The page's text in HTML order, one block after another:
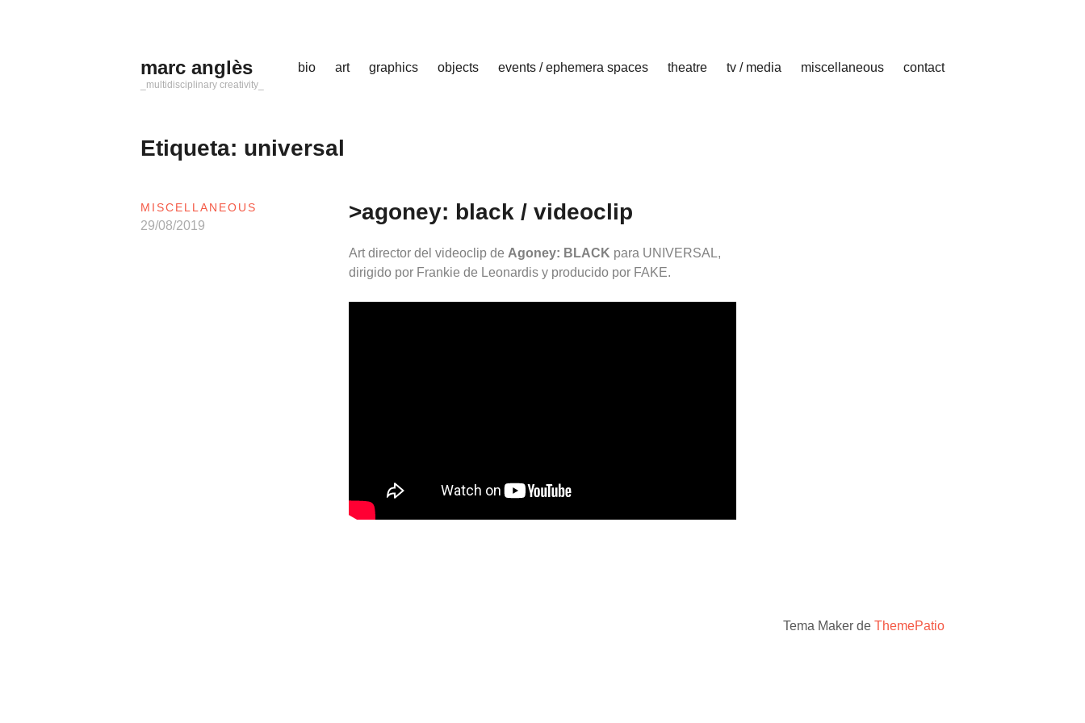
marc anglès
_multidisciplinary creativity_
bio art graphics objects events / ephemera spaces theatre tv / media miscellaneous contact
Etiqueta: universal
>agoney: black / videoclip
MISCELLANEOUS
29/08/2019
Art director del videoclip de Agoney: BLACK para UNIVERSAL,
dirigido por Frankie de Leonardis y producido por FAKE.
Tema Maker de ThemePatio